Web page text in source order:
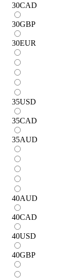
30CAD
30GBP
30EUR
35USD
35CAD
35AUD
40AUD
40CAD
40USD
40GBP